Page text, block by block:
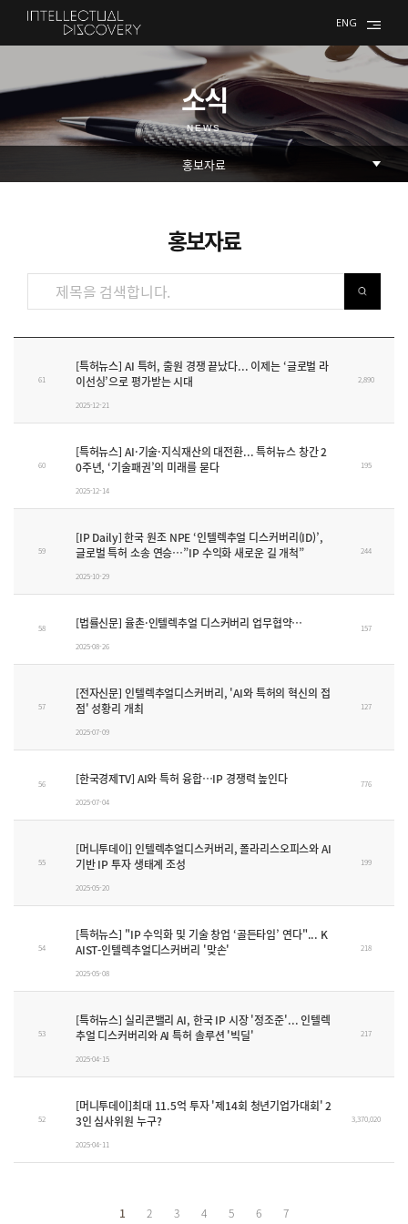
ENG
소식
NEWS
홍보자료
61
[특허뉴스] AI 특허, 출원 경쟁 끝났다... 이제는 ‘글로벌 라
이선싱’으로 평가받는 시대
2025-12-21
2,890
60
[특허뉴스] AI·기술·지식재산의 대전환... 특허뉴스 창간 2
0주년, ‘기술패권’의 미래를 묻다
2025-12-14
195
59
[IP Daily] 한국 원조 NPE ‘인텔렉추얼 디스커버리(ID)’,
글로벌 특허 소송 연승…”IP 수익화 새로운 길 개척”
2025-10-29
244
58 [법률신문] 율촌·인텔렉추얼 디스커버리 업무협약…
2025-08-26
157
57
[전자신문] 인텔렉추얼디스커버리, 'AI와 특허의 혁신의 접
점' 성황리 개최
2025-07-09
127
56 [한국경제TV] AI와 특허 융합…IP 경쟁력 높인다
2025-07-04
776
55
[머니투데이] 인텔렉추얼디스커버리, 폴라리스오피스와 AI
기반 IP 투자 생태계 조성
2025-05-20
199
54
[특허뉴스] "IP 수익화 및 기술 창업 ‘골든타임’ 연다"... K
AIST-인텔렉추얼디스커버리 '맞손'
2025-05-08
218
53
[특허뉴스] 실리콘밸리 AI, 한국 IP 시장 '정조준'... 인텔렉
추얼 디스커버리와 AI 특허 솔루션 '빅딜'
2025-04-15
217
52
[머니투데이]최대 11.5억 투자 '제14회 청년기업가대회' 2
3인 심사위원 누구?
2025-04-11
3,370,020
1 2 3 4 5 6 7